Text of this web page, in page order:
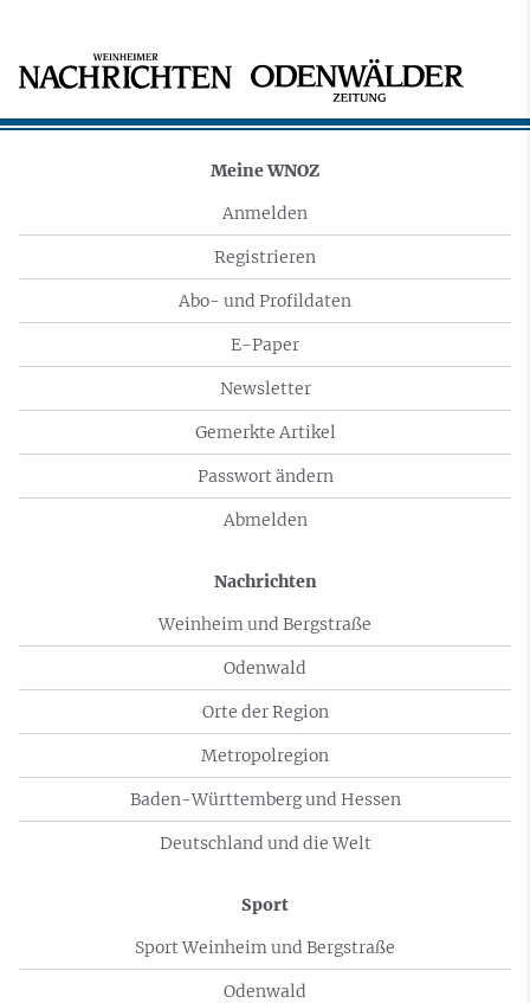
Meine WNOZ
Anmelden
Registrieren
Abo- und Profildaten
E-Paper
Newsletter
Gemerkte Artikel
Passwort ändern
Abmelden
Nachrichten
Weinheim und Bergstraße
Odenwald
Orte der Region
Metropolregion
Baden-Württemberg und Hessen
Deutschland und die Welt
Sport
Sport Weinheim und Bergstraße
Odenwald